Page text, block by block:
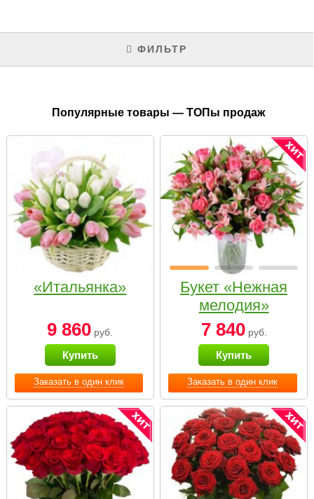
ФИЛЬТР
Популярные товары — ТОПы продаж
Заказать в один клик
«Итальянка»
9 860 руб.
Купить
Заказать в один клик
Букет «Нежная
мелодия»
7 840руб.
Купить